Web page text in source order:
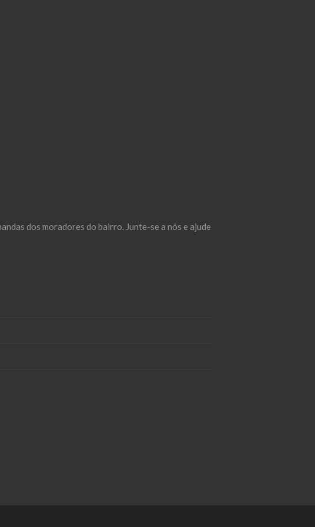
dos moradores do bairro. Junte-se a nós e ajude